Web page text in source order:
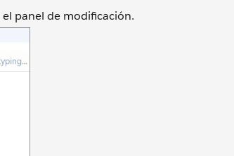
panel de modificación.